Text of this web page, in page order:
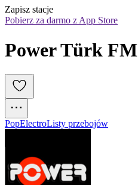
Zapisz stacje
Pobierz za darmo z App Store
Power Türk FM
PopElectroListy przebojów